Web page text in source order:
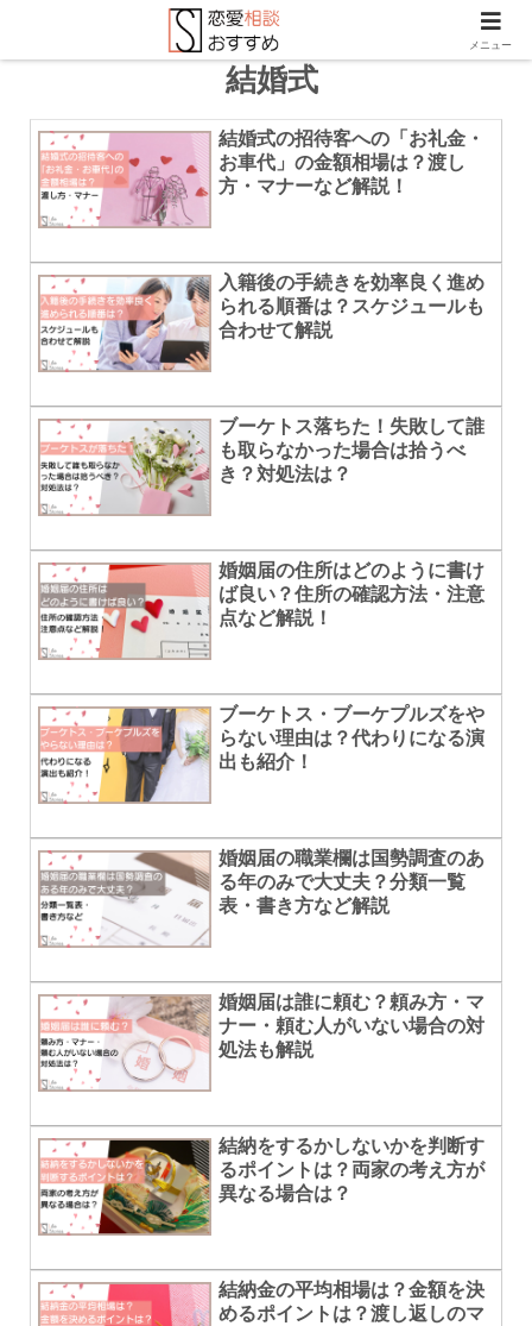
結婚式
結婚式の招待客への「お礼金・
お車代」の金額相場は？渡し
方・マナーなど解説！
入籍後の手続きを効率良く進め
られる順番は？スケジュールも
合わせて解説
ブーケトス落ちた！失敗して誰
も取らなかった場合は拾うべ
き？対処法は？
婚姻届の住所はどのように書け
ば良い？住所の確認方法・注意
点など解説！
ブーケトス・ブーケプルズをや
らない理由は？代わりになる演
出も紹介！
婚姻届の職業欄は国勢調査のあ
る年のみで大丈夫？分類一覧
表・書き方など解説
婚姻届は誰に頼む？頼み方・マ
ナー・頼む人がいない場合の対
処法も解説
結納をするかしないかを判断す
るポイントは？両家の考え方が
異なる場合は？
結納金の平均相場は？金額を決
めるポイントは？渡し返しのマ
メニュー